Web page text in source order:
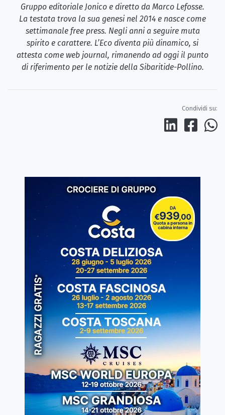
Gruppo editoriale Jonico e diretto da Marco Lefosse.
La testata trova la sua genesi nel 2014 e nasce come
settimanale free press. Negli anni a seguire muta
spirito e carattere. L’Eco diventa più dinamico, si
attesta come web journal, rimanendo ad oggi il punto
di riferimento per le notizie della Sibaritide-Pollino.
Condividi su: